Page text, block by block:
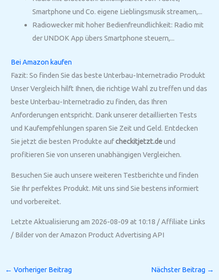
Smartphone und Co. eigene Lieblingsmusik streamen,...
Radiowecker mit hoher Bedienfreundlichkeit: Radio mit
der UNDOK App übers Smartphone steuern,...
Bei Amazon kaufen
Fazit: So finden Sie das beste Unterbau-Internetradio Produkt
Unser Vergleich hilft Ihnen, die richtige Wahl zu treffen und das
beste Unterbau-Internetradio zu finden, das Ihren
Anforderungen entspricht. Dank unserer detaillierten Tests
und Kaufempfehlungen sparen Sie Zeit und Geld. Entdecken
Sie jetzt die besten Produkte aufcheckitjetzt.deund
profitieren Sie von unseren unabhängigen Vergleichen.
Besuchen Sie auch unsere weiteren Testberichte und finden
Sie Ihr perfektes Produkt. Mit uns sind Sie bestens informiert
und vorbereitet.
Letzte Aktualisierung am 2026-08-09 at 10:18 / Affiliate Links
/ Bilder von der Amazon Product Advertising API
← Vorheriger Beitrag Nächster Beitrag →